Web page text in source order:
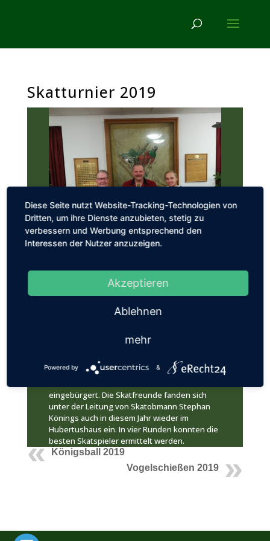
Skatturnier 2019
Skatturniers, 1. Platz Robert Achten (Mi.), 2.
Platz Peter Sarsi (links) und 3. Platz Dirk
Adamaschek (rechts).
Alljährlich treffen sich die Skatfreunde unter
Hubertushaus zu einem Skatturnier.
Gründonnerstag statt. Für das zweite Turnier
hat sich seit der Einführung des Tags der
eingebürgert. Die Skatfreunde fanden sich
unter der Leitung von Skatobmann Stephan
Könings auch in diesem Jahr wieder im
Hubertushaus ein. In vier Runden konnten die
besten Skatspieler ermittelt werden.
Königsball 2019
Vogelschießen 2019
Diese Seite nutzt Website-Tracking-Technologien von
Dritten, um ihre Dienste anzubieten, stetig zu
verbessern und Werbung entsprechend den
Interessen der Nutzer anzuzeigen.
Akzeptieren
Ablehnen
mehr
Powered by &